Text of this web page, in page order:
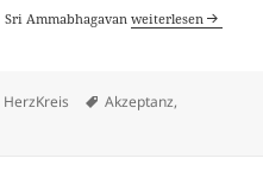
Sri Ammabhagavan Akzeptanz
weiterlesen
Kategorien
HerzKreis Schlagwörter
Akzeptanz,